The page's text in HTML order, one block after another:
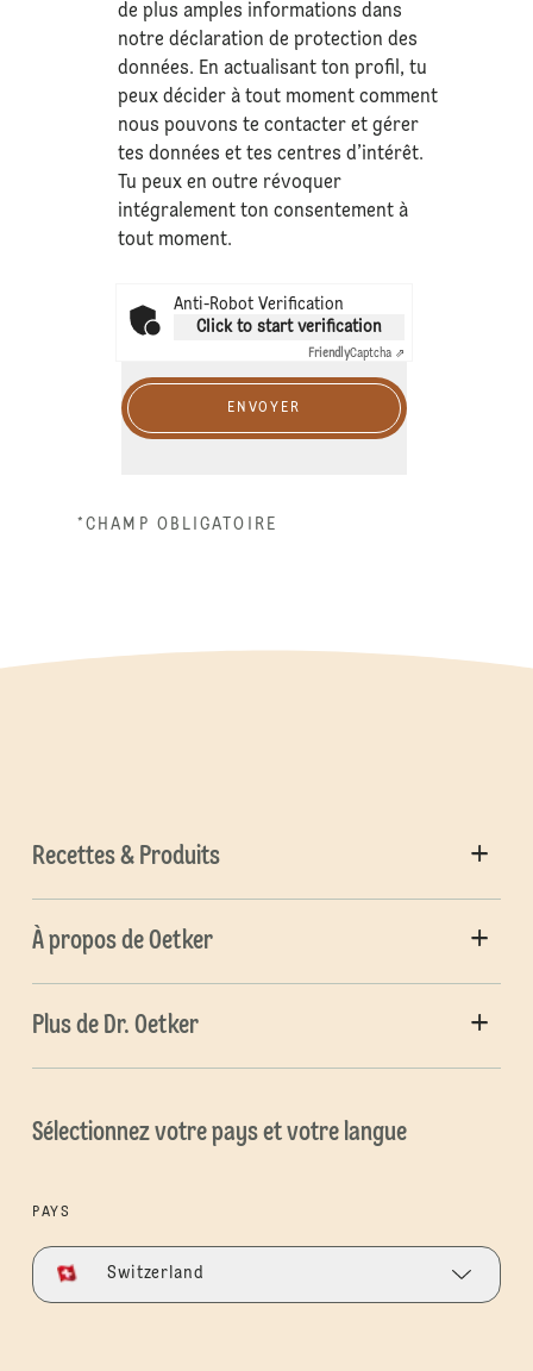
de plus amples informations dans
notre déclaration deprotection des
données. En actualisant ton profil, tu
peux décider à tout moment comment
nous pouvons te contacter et gérer
tes données et tes centres d’intérêt.
Tu peux en outre révoquer
intégralement ton consentement à
tout moment.
Anti-Robot Verification
Click to start verification
FriendlyCaptcha ⇗
ENVOYER
*CHAMP OBLIGATOIRE
Recettes & Produits
À propos de Oetker
Plus de Dr. Oetker
Sélectionnez votre pays et votre langue
PAYS
Switzerland